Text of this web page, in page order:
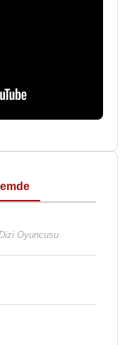
Oyuncusu